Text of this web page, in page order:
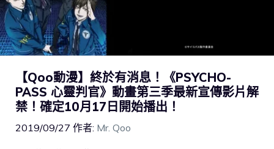
【Qoo動漫】終於有消息！《PSYCHO-
PASS 心靈判官》動畫第三季最新宣傳影片解
禁！確定10月17日開始播出！
2019/09/27 作者: Mr. Qoo